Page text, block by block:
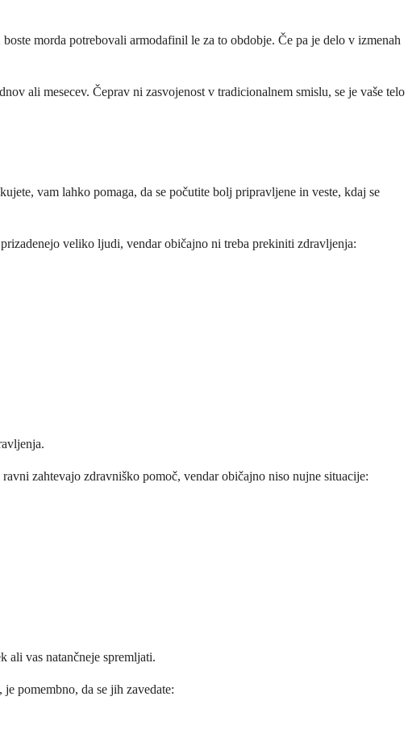
morda potrebovali armodafinil le za to obdobje. Če pa je delo v izmenah
ali mesecev. Čeprav ni zasvojenost v tradicionalnem smislu, se je vaše telo
vam lahko pomaga, da se počutite bolj pripravljene in veste, kdaj se
veliko ljudi, vendar običajno ni treba prekiniti zdravljenja:
zahtevajo zdravniško pomoč, vendar običajno niso nujne situacije:
ali vas natančneje spremljati.
pomembno, da se jih zavedate: